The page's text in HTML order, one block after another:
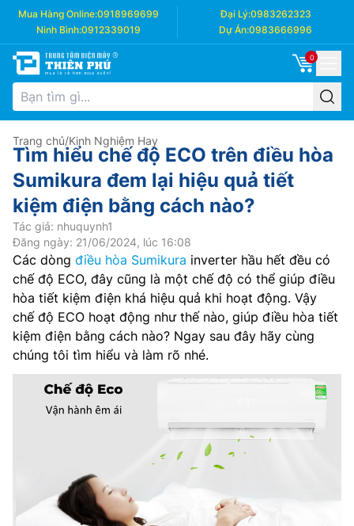
Mua Hàng Online:0918969699 Đại Lý:0983262323
Ninh Bình:0912339019 Dự Án:0983666996
0
Trang chủ/Kinh Nghiệm Hay
Tìm hiểu chế độ ECO trên điều hòa
Sumikura đem lại hiệu quả tiết
kiệm điện bằng cách nào?
Tác giả: nhuquynh1
Đăng ngày: 21/06/2024, lúc 16:08
Các dòng điều hòa Sumikura inverter hầu hết đều có
chế độ ECO, đây cũng là một chế độ có thể giúp điều
hòa tiết kiệm điện khá hiệu quả khi hoạt động. Vậy
chế độ ECO hoạt động như thế nào, giúp điều hòa tiết
kiệm điện bằng cách nào? Ngay sau đây hãy cùng
chúng tôi tìm hiểu và làm rõ nhé.